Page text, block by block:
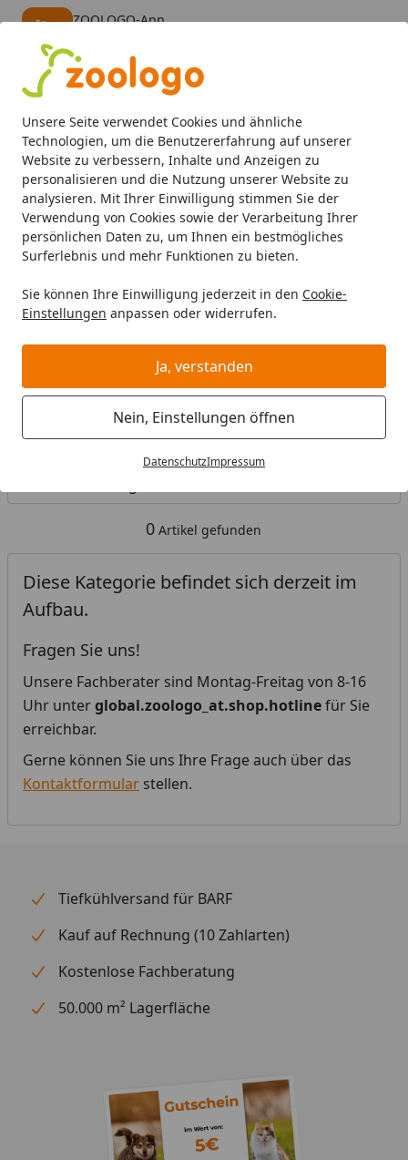
Unsere Seite verwendet Cookies und ähnliche
Technologien, um die Benutzererfahrung auf unserer
Website zu verbessern, Inhalte und Anzeigen zu
personalisieren und die Nutzung unserer Website zu
analysieren. Mit Ihrer Einwilligung stimmen Sie der
Verwendung von Cookies sowie der Verarbeitung Ihrer
persönlichen Daten zu, um Ihnen ein bestmögliches
Surferlebnis und mehr Funktionen zu bieten.
Sie können Ihre Einwilligung jederzeit in den Cookie-
Einstellungen anpassen oder widerrufen.
Ja, verstanden
Nein, Einstellungen öffnen
DatenschutzImpressum
ZOOLOGO-App
Alle Produkte
Mein Konto
Suchen
Startseite
aquatlantis Aquarientechnik CO2 Anlagen
aquatlantis CO2 Anlagen
aquatlantis CO2 Anlagen bei Zoologo und finden Sie
Haustier. Unser Sortiment umfasst Tierbedarf, Futter
und Zubehör für unterschiedliche Bedürfnisse.
Ihre Artikelübersicht
Kategorien
0 Artikel gefunden
Diese Kategorie befindet sich derzeit im
Aufbau.
Fragen Sie uns!
Unsere Fachberater sind Montag-Freitag von 8-16
Uhr unterglobal.zoologo_at.shop.hotlinefür Sie
erreichbar.
Gerne können Sie uns Ihre Frage auch über das
Kontaktformular stellen.
Tiefkühlversand für BARF
Kauf auf Rechnung (10 Zahlarten)
Kostenlose Fachberatung
50.000 m² Lagerfläche